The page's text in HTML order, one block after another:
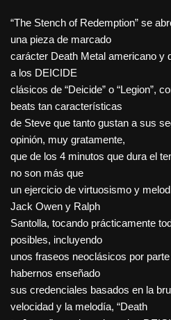
“The Stench of Redemption” se
una pieza de marcado
carácter Death Metal americano y
a los DEICIDE
clásicos de “Deicide” o “Legion”,
beats tan características
de Steve que tanto gustan a sus
opinión, muy gratamente,
que de los 4 minutos que dura el
no son más que
un ejercicio de virtuosismo y
Jack Owen y Ralph
Santolla, tocando prácticamente
posibles, incluyendo
unos fraseos neoclásicos por
habernos enseñado
sus credenciales basados en la
velocidad y la melodía, “Death